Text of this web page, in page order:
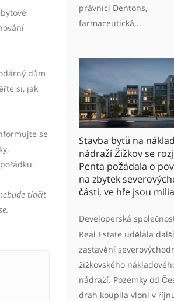
dům
si, jak
se
tlačit
právníci Dentons,
farmaceutická...
Stavba bytů na
nádraží Žižkov se
Penta požádala o
na zbytek
části, ve hře jsou
Developerská
Real Estate udělala
zastavění
žižkovského
nádraží. Pozemky od
drah koupila vloni v